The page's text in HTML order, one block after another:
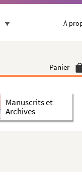
À
Panier
Manuscrits et
Archives